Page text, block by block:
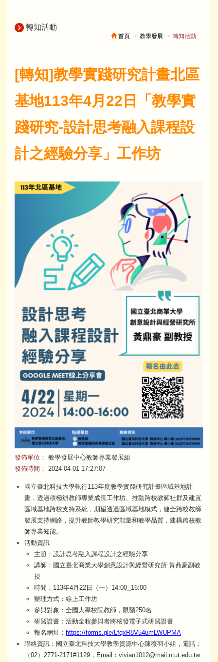
轉知活動
首頁 教學發展 轉知活動
[轉知]教學實踐研究計畫北區
基地113年4月22日「教學實
踐研究-設計思考融入課程設
計之經驗分享」工作坊
發佈單位： 教學發展中心教師專業發展組
發佈時間：
2024-04-01 17:27:07
國立臺北科技大學執行113年度教學實踐研究計畫區域基地計
畫，透過積極辦教師專業成長工作坊、推動跨校教師社群及建置
區域基地跨校支持系統，期望透過區域基地模式，健全跨校教師
發展支持網路，提升教師教學研究能量和教學品質，建構跨校教
師專業知能。
活動資訊
主題：設計思考融入課程設計之經驗分享
講師：國立臺北商業大學創意設計與經營研究所 黃鼎豪副教
授
時間：113年4月22日（一）14:00⎯16:00
辦理方式：線上工作坊
參與對象：全國大專校院教師，限額250名
研習證書：活動全程參與者將核發電子式研習證書
報名網址： https://forms.gle/LfqxR8V54umLWUPMA
聯絡資訊：國立臺北科技大學教學資源中心陳薇羽小姐，電話：
（02）2771-2171#1129，Email：vivian1012@mail.ntut.edu.tw